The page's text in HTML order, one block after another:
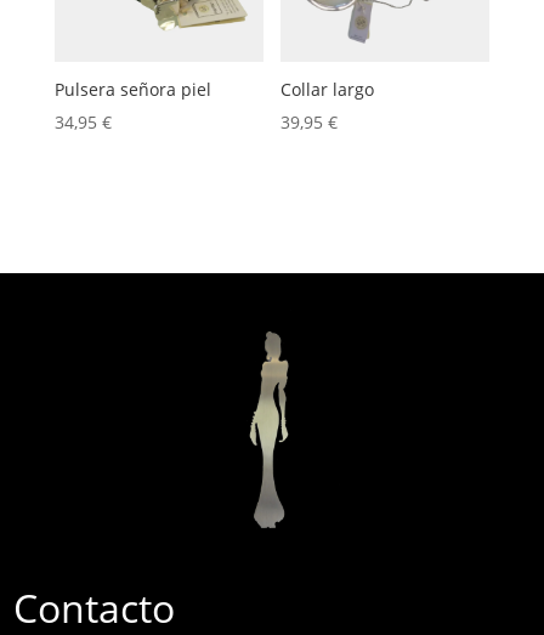
Pulsera señora piel
34,95 €
Collar largo
39,95€
Contacto